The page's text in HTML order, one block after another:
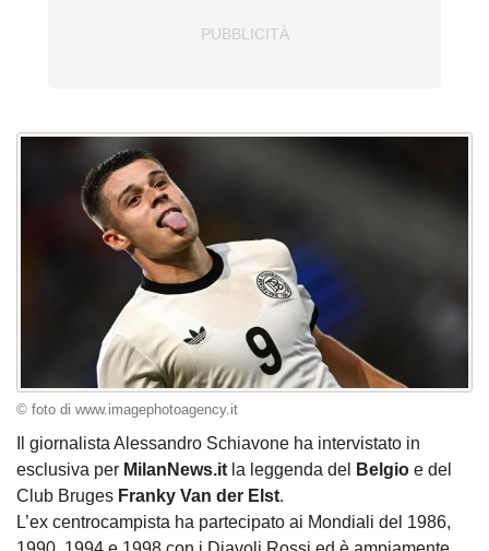
© foto di www.imagephotoagency.it
Il giornalista Alessandro Schiavone ha intervistato in
esclusiva per MilanNews.it la leggenda del Belgio e del
Club Bruges Franky Van der Elst.
L’ex centrocampista ha partecipato ai Mondiali del 1986,